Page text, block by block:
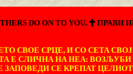
DO ON TO YOU. ПРАВИ
СВОЕ СРЦЕ, И СО СЕТА
Е СЛИЧНА НА НЕА:
ЗАПОВЕДИ СЕ КРЕПАТ ЦЕЛИОТ